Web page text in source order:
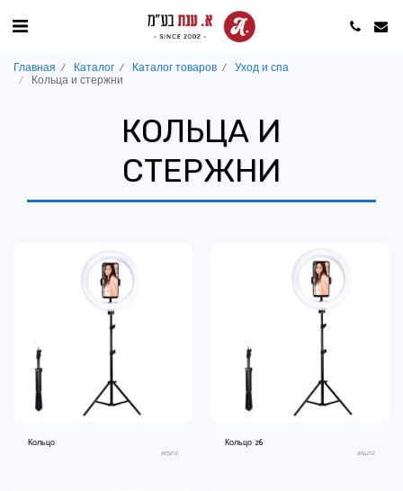
Главная Каталог Каталог товаров
Уход и спа
Кольца и стержни
КОЛЬЦА И
СТЕРЖНИ
Кольцо
an3212
Кольцо 26
an4212